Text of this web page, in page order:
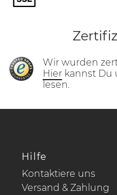
Wir wurden
Hier kannst Du
lesen.
Hilfe
Kontaktiere uns
Versand & Zahlung